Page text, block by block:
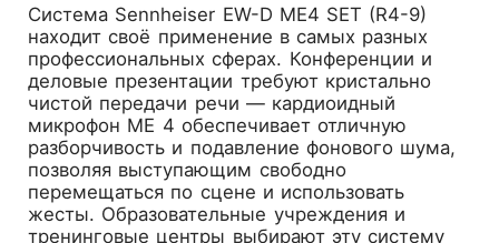
Система Sennheiser EW-D ME4 SET (R4-9)
находит своё применение в самых разных
профессиональных сферах. Конференции и
деловые презентации требуют кристально
чистой передачи речи — кардиоидный
микрофон ME 4 обеспечивает отличную
разборчивость и подавление фонового шума,
позволяя выступающим свободно
перемещаться по сцене и использовать
жесты. Образовательные учреждения и
тренинговые центры выбирают эту систему